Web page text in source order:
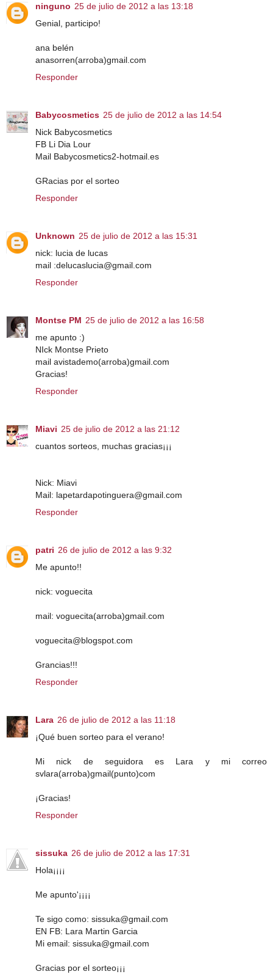
ninguno 25 de julio de 2012 a las 13:18
Genial, participo!
ana belén
anasorren(arroba)gmail.com
Responder
Babycosmetics 25 de julio de 2012 a las 14:54
Nick Babycosmetics
FB Li Dia Lour
Mail Babycosmetics2-hotmail.es
GRacias por el sorteo
Responder
Unknown 25 de julio de 2012 a las 15:31
nick: lucia de lucas
mail :delucaslucia@gmail.com
Responder
Montse PM 25 de julio de 2012 a las 16:58
me apunto :)
NIck Montse Prieto
mail avistademo(arroba)gmail.com
Gracias!
Responder
Miavi 25 de julio de 2012 a las 21:12
cuantos sorteos, muchas gracias¡¡¡
Nick: Miavi
Mail: lapetardapotinguera@gmail.com
Responder
patri 26 de julio de 2012 a las 9:32
Me apunto!!
nick: voguecita
mail: voguecita(arroba)gmail.com
voguecita@blogspot.com
Grancias!!!
Responder
Lara 26 de julio de 2012 a las 11:18
¡Qué buen sorteo para el verano!
Mi nick de seguidora es Lara y mi correo
svlara(arroba)gmail(punto)com
¡Gracias!
Responder
sissuka 26 de julio de 2012 a las 17:31
Hola¡¡¡¡
Me apunto'¡¡¡¡
Te sigo como: sissuka@gmail.com
EN FB: Lara Martin Garcia
Mi email: sissuka@gmail.com
Gracias por el sorteo¡¡¡